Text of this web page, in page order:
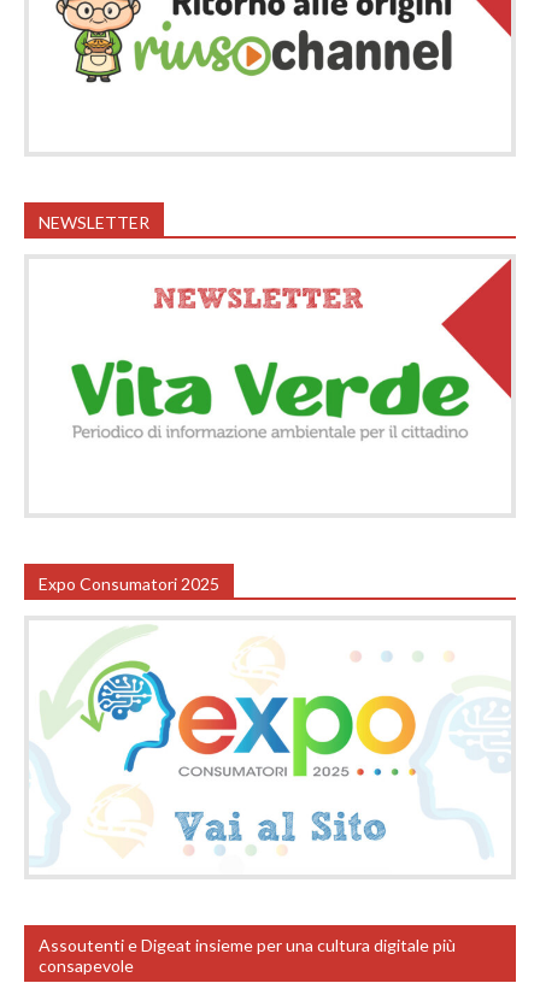
NEWSLETTER
Expo Consumatori 2025
Assoutenti e Digeat insieme per una cultura digitale più
consapevole